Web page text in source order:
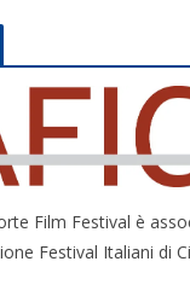
Film Festival è
Festival Italiani di